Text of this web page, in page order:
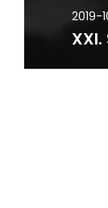
2019-